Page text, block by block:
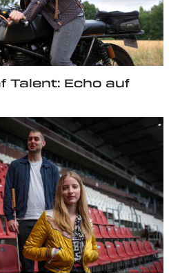
Talent: Echo auf